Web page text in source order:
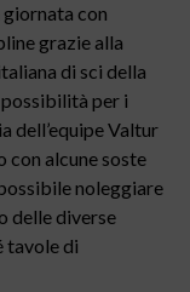
giornata con
grazie alla
di sci della
possibilità per i
dell’equipe Valtur
con alcune soste
noleggiare
delle diverse
tavole di